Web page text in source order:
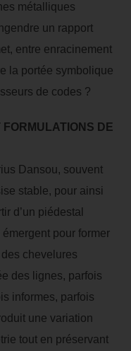
métalliques
un rapport
entre enracinement
la portée symbolique
de codes ?
FORMULATIONS DE
Dansou, souvent
stable, pour ainsi
d’un piédestal
pour former
chevelures
des lignes, parfois
informes, parfois
une variation
tout en préservant